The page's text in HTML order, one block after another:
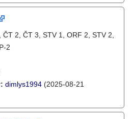
ČT 2, ČT 3, STV 1, ORF 2, STV 2,
2
dimlys1994 (2025-08-21